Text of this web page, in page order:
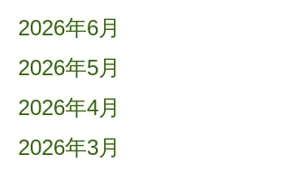
2026年6月
2026年5月
2026年4月
2026年3月